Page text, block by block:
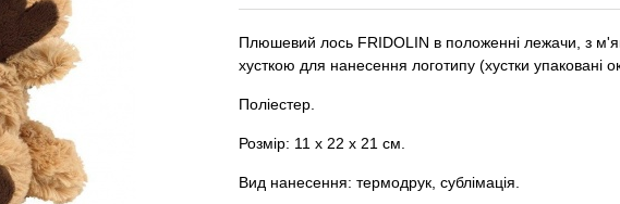
Плюшевий лось FRIDOLIN в положенні лежачи, з
хусткою для нанесення логотипу (хустки упаковані
Поліестер.
Розмір: 11 x 22 x 21 см.
Вид нанесення: термодрук, сублімація.